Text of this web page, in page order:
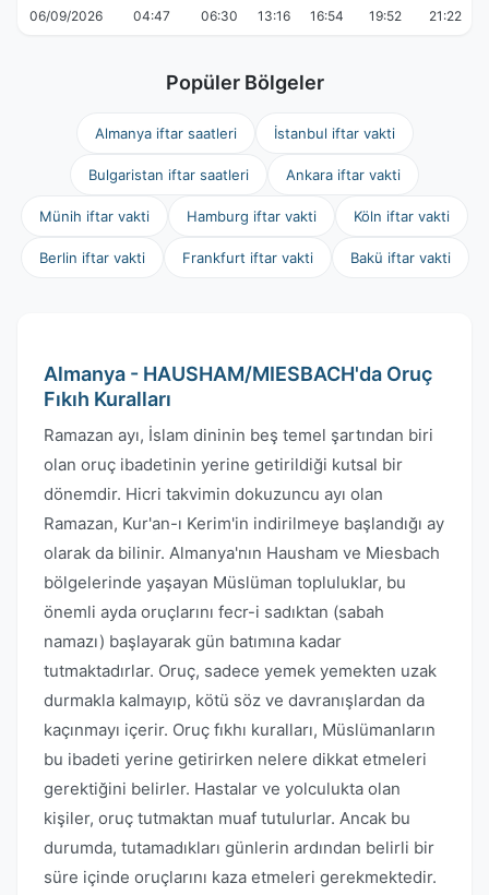
06/09/2026 04:47 06:30 13:16 16:54 19:52 21:22
Popüler Bölgeler
Almanya iftar saatleri İstanbul iftar vakti
Bulgaristan iftar saatleri Ankara iftar vakti
Münih iftar vakti Hamburg iftar vakti Köln iftar vakti
Berlin iftar vakti Frankfurt iftar vakti Bakü iftar vakti
Almanya - HAUSHAM/MIESBACH'da Oruç
Fıkıh Kuralları
Ramazan ayı, İslam dininin beş temel şartından biri
olan oruç ibadetinin yerine getirildiği kutsal bir
dönemdir. Hicri takvimin dokuzuncu ayı olan
Ramazan, Kur'an-ı Kerim'in indirilmeye başlandığı ay
olarak da bilinir. Almanya'nın Hausham ve Miesbach
bölgelerinde yaşayan Müslüman topluluklar, bu
önemli ayda oruçlarını fecr-i sadıktan (sabah
namazı) başlayarak gün batımına kadar
tutmaktadırlar. Oruç, sadece yemek yemekten uzak
durmakla kalmayıp, kötü söz ve davranışlardan da
kaçınmayı içerir. Oruç fıkhı kuralları, Müslümanların
bu ibadeti yerine getirirken nelere dikkat etmeleri
gerektiğini belirler. Hastalar ve yolculukta olan
kişiler, oruç tutmaktan muaf tutulurlar. Ancak bu
durumda, tutamadıkları günlerin ardından belirli bir
süre içinde oruçlarını kaza etmeleri gerekmektedir.